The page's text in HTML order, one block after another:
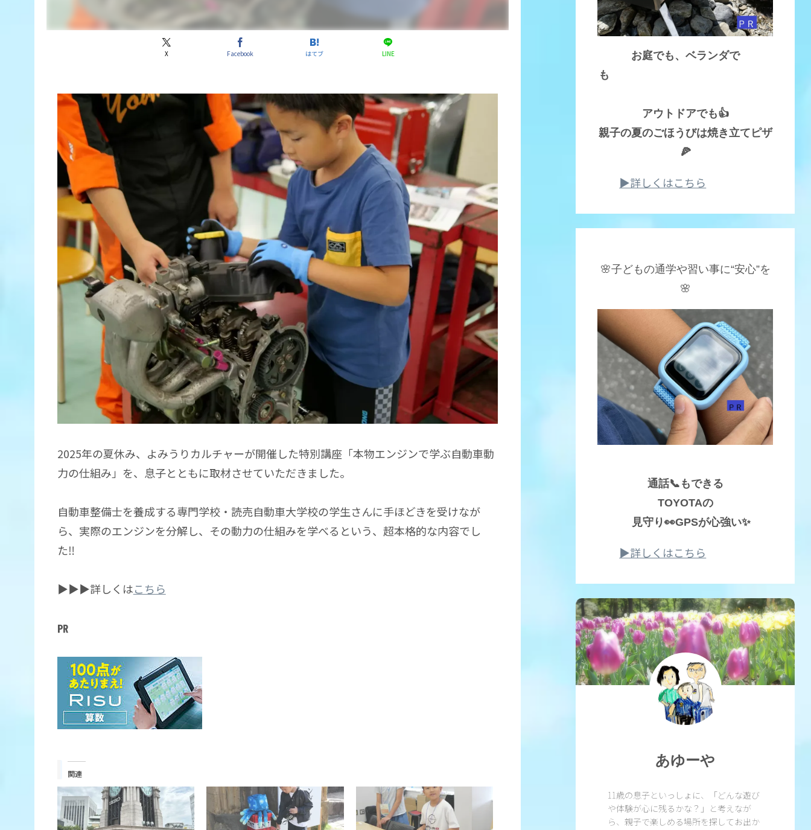
X Facebook はてブ LINE
2025年の夏休み、よみうりカルチャーが開催した特別講座「本物エンジンで学ぶ自動車動
力の仕組み」を、息子とともに取材させていただきました。
自動車整備士を養成する専門学校・読売自動車大学校の学生さんに手ほどきを受けなが
ら、実際のエンジンを分解し、その動力の仕組みを学べるという、超本格的な内容でし
た‼
▶▶▶詳しくはこちら
㏚
関連
お庭でも、ベランダで
も
アウトドアでも👍
親子の夏のごほうびは焼き立てピザ
🍕
▶詳しくはこちら
🌸子どもの通学や習い事に“安心”を
🌸
通話📞もできる
TOYOTAの
見守り👀GPSが心強い✨
▶詳しくはこちら
あゆーや
11歳の息子といっしょに、「どんな遊び
や体験が心に残るかな？」と考えなが
ら、親子で楽しめる場所を探してお出か